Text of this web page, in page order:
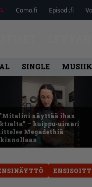
Como.fi Episodi.fi
SINGLE
”Mitalini näyttää ihan
– huippu-uimari
Megadethiä